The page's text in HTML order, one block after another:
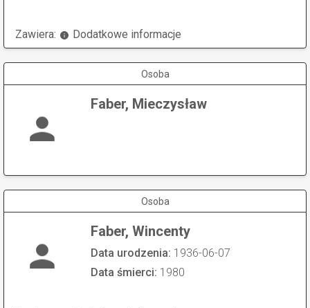
Zawiera: Dodatkowe informacje
Osoba
Faber, Mieczysław
Osoba
Faber, Wincenty
Data urodzenia: 1936-06-07
Data śmierci: 1980